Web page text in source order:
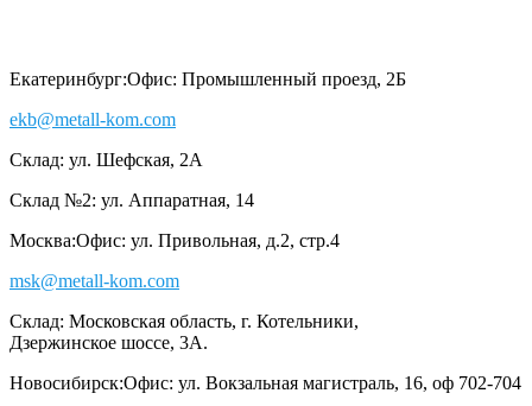
Екатеринбург:Офис: Промышленный проезд, 2Б
ekb@metall-kom.com
Склад: ул. Шефская, 2А
Склад №2: ул. Аппаратная, 14
Москва:Офис: ул. Привольная, д.2, стр.4
msk@metall-kom.com
Склад: Московская область, г. Котельники,
Дзержинское шоссе, 3А.
Новосибирск:Офис: ул. Вокзальная магистраль, 16, оф 702-704